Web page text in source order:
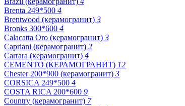
Brenta 249*500 4
Brentwood (керамогранит) 3
Bronks 300*600 4
Calacatta Oro (керамогранит) 3
Capriani (керамогранит) 2
Carrara (керамогранит) 4
CEMENTO (КЕРАМОГРАНИТ) 12
Chester 200*900 (керамогранит) 3
CORSICA 249*500 4
COSTA RICA 200*600 9
Country (керамогранит) 7